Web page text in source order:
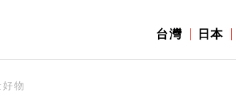
台灣 日本
物